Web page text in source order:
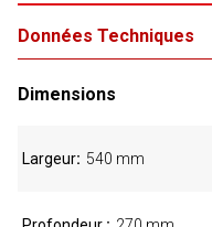
Données Techniques
Dimensions
Largeur 540 mm